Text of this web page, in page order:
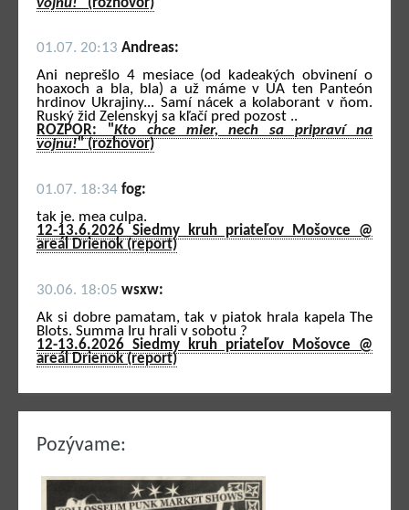
01.07. 20:13 Andreas:
Ani neprešlo 4 mesiace (od kadeakých obvinení o
hoaxoch a bla, bla) a už máme v UA ten Panteón
hrdinov Ukrajiny... Samí nácek a kolaborant v ňom.
Ruský žid Zelenskyj sa kľačí pred pozost ..
ROZPOR: "Kto chce mier, nech sa pripraví na
vojnu!" (rozhovor)
01.07. 18:34 fog:
tak je. mea culpa.
12-13.6.2026 Siedmy kruh priateľov Mošovce @
areál Drienok (report)
30.06. 18:05 wsxw:
Ak si dobre pamatam, tak v piatok hrala kapela The
Blots. Summa Iru hrali v sobotu ?
12-13.6.2026 Siedmy kruh priateľov Mošovce @
areál Drienok (report)
Pozývame: